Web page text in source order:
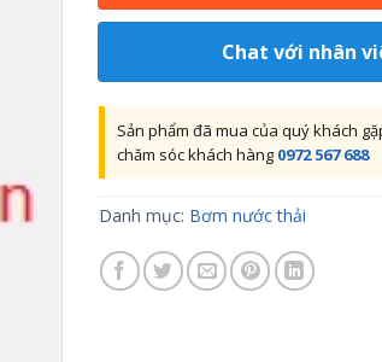
Chat với nhân
Sản phẩm đã mua của quý khách
chăm sóc khách hàng 0972 567 688
Danh mục: Bơm nước thải